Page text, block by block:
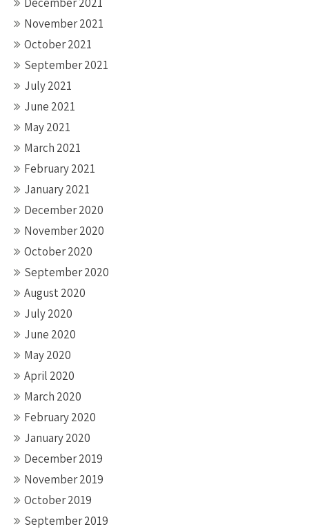
November 2021
October 2021
September 2021
July 2021
June 2021
May 2021
March 2021
February 2021
January 2021
December 2020
November 2020
October 2020
September 2020
August 2020
July 2020
June 2020
May 2020
April 2020
March 2020
February 2020
January 2020
December 2019
November 2019
October 2019
September 2019